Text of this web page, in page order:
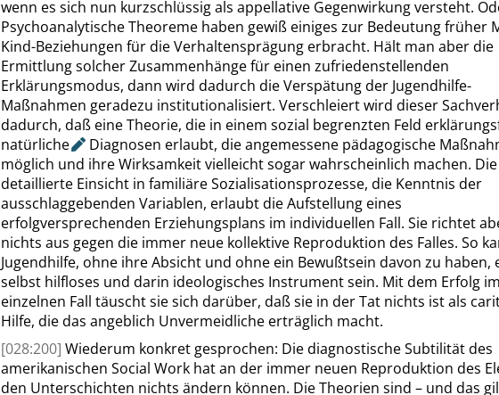
wenn es sich nun kurzschlüssig als appellative Gegenwirkung versteht.
Psychoanalytische Theoreme haben gewiß einiges zur Bedeutung früher
Kind-Beziehungen für die Verhaltensprägung erbracht. Hält man aber die
Ermittlung solcher Zusammenhänge für einen zufriedenstellenden
Erklärungsmodus, dann wird dadurch die Verspätung der Jugendhilfe-
Maßnahmen geradezu institutionalisiert. Verschleiert wird dieser
dadurch, daß eine Theorie, die in einem sozial begrenzten Feld
natürliche
Diagnosen erlaubt, die angemessene pädagogische
möglich und ihre Wirksamkeit vielleicht sogar wahrscheinlich machen. Die
detaillierte Einsicht in familiäre Sozialisationsprozesse, die Kenntnis der
ausschlaggebenden Variablen, erlaubt die Aufstellung eines
erfolgversprechenden Erziehungsplans im individuellen Fall. Sie richtet
nichts aus gegen die immer neue kollektive Reproduktion des Falles. So
Jugendhilfe, ohne ihre Absicht und ohne ein Bewußtsein davon zu haben,
selbst hilfloses und darin ideologisches Instrument sein. Mit dem Erfolg im
einzelnen Fall täuscht sie sich darüber, daß sie in der Tat nichts ist als
Hilfe, die das angeblich Unvermeidliche erträglich macht.
[028:200] Wiederum konkret gesprochen: Die diagnostische Subtilität des
amerikanischen Social Work hat an der immer neuen Reproduktion des
den Unterschichten nichts ändern können. Die Theorien sind – und das